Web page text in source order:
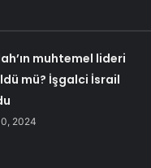
muhtemel lideri
mü? İşgalci İsrail
2024